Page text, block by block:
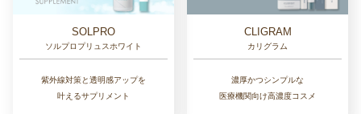
SOLPRO
ソルプロプリュスホワイト
紫外線対策と透明感アップを
叶えるサプリメント
CLIGRAM
カリグラム
濃厚かつシンプルな
医療機関向け高濃度コスメ